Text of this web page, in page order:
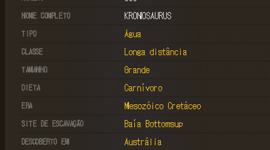
NOME COMPLETO KRONOSAURUS
TIPO Água
CLASSE Longa distância
TAMANHO Grande
DIETA Carnívoro
ERA Mesozóico Cretáceo
SITE DE ESCAVAÇÃO Baía Bottomsup
DESCOBERTO EM Austrália